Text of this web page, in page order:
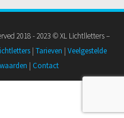
2018 - 2023 © XL Lichtlletters –
| Tarieven | Veelgestelde
| Contact